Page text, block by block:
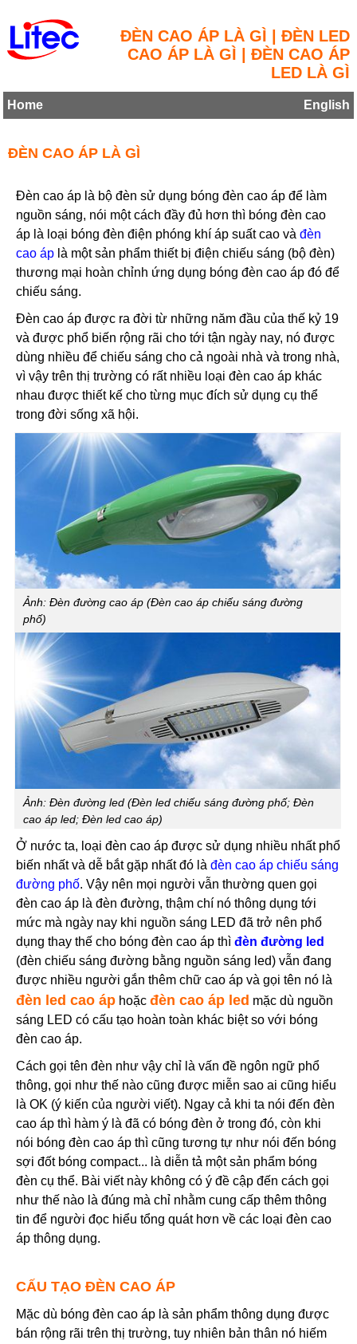
ĐÈN CAO ÁP LÀ GÌ | ĐÈN LED
CAO ÁP LÀ GÌ | ĐÈN CAO ÁP
LED LÀ GÌ
Home English
ĐÈN CAO ÁP LÀ GÌ
Đèn cao áp là bộ đèn sử dụng bóng đèn cao áp để làm
nguồn sáng, nói một cách đầy đủ hơn thì bóng đèn cao
áp là loại bóng đèn điện phóng khí áp suất cao và đèn
cao áplà một sản phẩm thiết bị điện chiếu sáng (bộ đèn)
thương mại hoàn chỉnh ứng dụng bóng đèn cao áp đó để
chiếu sáng.
Đèn cao áp được ra đời từ những năm đầu của thế kỷ 19
và được phổ biến rộng rãi cho tới tận ngày nay, nó được
dùng nhiều để chiếu sáng cho cả ngoài nhà và trong nhà,
vì vậy trên thị trường có rất nhiều loại đèn cao áp khác
nhau được thiết kế cho từng mục đích sử dụng cụ thể
trong đời sống xã hội.
Ảnh: Đèn đường cao áp (Đèn cao áp chiếu sáng đường
phố)
Ảnh: Đèn đường led (Đèn led chiếu sáng đường phố; Đèn
cao áp led; Đèn led cao áp)
Ở nước ta, loại đèn cao áp được sử dụng nhiều nhất phổ
biến nhất và dễ bắt gặp nhất đó là đèn cao áp chiếu sáng
đường phố. Vậy nên mọi người vẫn thường quen gọi
đèn cao áp là đèn đường, thậm chí nó thông dụng tới
mức mà ngày nay khi nguồn sáng LED đã trở nên phổ
dụng thay thế cho bóng đèn cao áp thì đèn đường led
(đèn chiếu sáng đường bằng nguồn sáng led) vẫn đang
được nhiều người gắn thêm chữ cao áp và gọi tên nó là
đèn led cao áphoặc đèn cao áp led mặc dù nguồn
sáng LED có cấu tạo hoàn toàn khác biệt so với bóng
đèn cao áp.
Cách gọi tên đèn như vậy chỉ là vấn đề ngôn ngữ phổ
thông, gọi như thế nào cũng được miễn sao ai cũng hiểu
là OK (ý kiến của người viết). Ngay cả khi ta nói đến đèn
cao áp thì hàm ý là đã có bóng đèn ở trong đó, còn khi
nói bóng đèn cao áp thì cũng tương tự như nói đến bóng
sợi đốt bóng compact... là diễn tả một sản phẩm bóng
đèn cụ thể. Bài viết này không có ý đề cập đến cách gọi
như thế nào là đúng mà chỉ nhằm cung cấp thêm thông
tin để người đọc hiểu tổng quát hơn về các loại đèn cao
áp thông dụng.
CẤU TẠO ĐÈN CAO ÁP
Mặc dù bóng đèn cao áp là sản phẩm thông dụng được
bán rộng rãi trên thị trường, tuy nhiên bản thân nó hiếm